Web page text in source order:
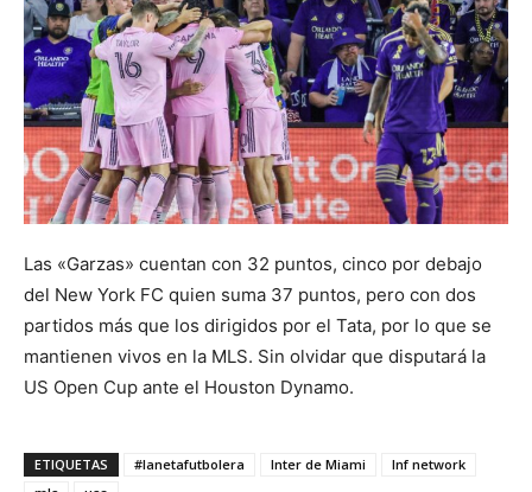
Las «Garzas» cuentan con 32 puntos, cinco por debajo
del New York FC quien suma 37 puntos, pero con dos
partidos más que los dirigidos por el Tata, por lo que se
mantienen vivos en la MLS. Sin olvidar que disputará la
US Open Cup ante el Houston Dynamo.
ETIQUETAS #lanetafutbolera Inter de Miami
lnf network